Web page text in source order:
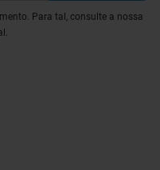
Para tal, consulte a nossa